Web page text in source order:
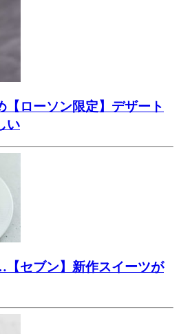
【ローソン限定】デザート
い
セブン】新作スイーツが